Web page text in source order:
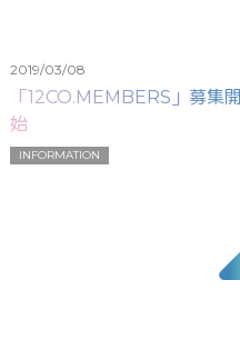
2019/03/08
「12CO.MEMBERS」募集開
始
INFORMATION